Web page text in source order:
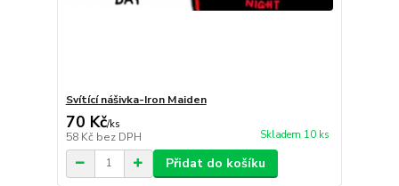
Svítící nášivka-Iron Maiden
70 Kč/ks
58 Kč bez DPH Skladem 10 ks
Přidat do košíku